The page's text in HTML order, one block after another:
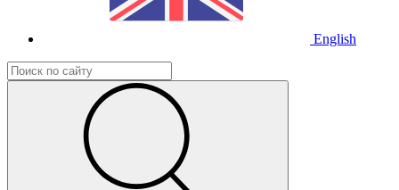
English